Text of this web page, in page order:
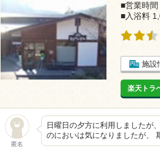
■営業時
■入浴料
施設
楽天トラ
匿名
日曜日の夕方に利用しましたが
のにおいは気になりましたが、